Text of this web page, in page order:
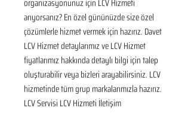
organizasyonunuz için LCV Hizmeti
arıyorsanız? En özel gününüzde size özel
çözümlerle hizmet vermek için hazırız. Davet
LCV Hizmet detaylarımız ve LCV Hizmet
fiyatlarımız hakkında detaylı bilgi için talep
oluşturabilir veya bizleri arayabilirsiniz. LCV
hizmetinde tüm grup markalarımızla hazırız.
LCV Servisi LCV Hizmeti İletişim